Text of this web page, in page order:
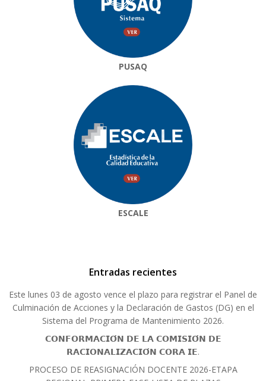
PUSAQ
ESCALE
Entradas recientes
Este lunes 03 de agosto vence el plazo para registrar el Panel de
Culminación de Acciones y la Declaración de Gastos (DG) en el
Sistema del Programa de Mantenimiento 2026.
𝗖𝗢𝗡𝗙𝗢𝗥𝗠𝗔𝗖𝗜𝗢́𝗡 𝗗𝗘 𝗟𝗔 𝗖𝗢𝗠𝗜𝗦𝗜𝗢́𝗡 𝗗𝗘
𝗥𝗔𝗖𝗜𝗢𝗡𝗔𝗟𝗜𝗭𝗔𝗖𝗜𝗢́𝗡 𝗖𝗢𝗥𝗔 𝗜𝗘.
PROCESO DE REASIGNACIÓN DOCENTE 2026-ETAPA